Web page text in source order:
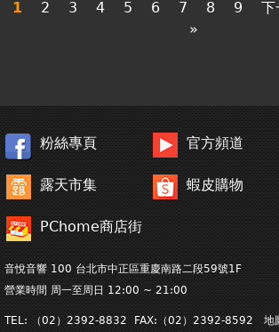
1 2 3 4 5 6 7 8 9 下
»
粉絲專頁 官方頻道
露天市集 蝦皮購物
PChome商店街
音悅音響 100 台北市中正區重慶南路二段59號1F
營業時間 周一至周日 12:00 ~ 21:00
TEL: （02）2392-8832 FAX:（02）2392-8592 地